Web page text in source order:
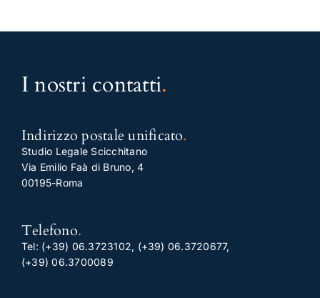
I nostri contatti.
Indirizzo postale unificato.
Studio Legale Scicchitano
Via Emilio Faà di Bruno, 4
00195-Roma
Telefono.
Tel: (+39) 06.3723102, (+39) 06.3720677,
(+39) 06.3700089